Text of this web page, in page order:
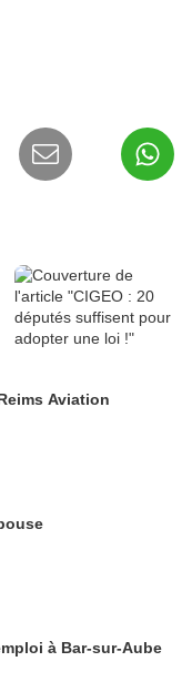
Aviation
à Bar-sur-Aube